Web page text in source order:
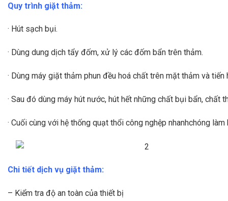
Quy trình giặt thảm:
· Hút sạch bụi.
· Dùng dung dịch tẩy đốm, xử lý các đốm bẩn trên thảm.
· Dùng máy giặt thảm phun đều hoá chất trên mặt thảm và tiến
· Sau đó dùng máy hút nước, hút hết những chất bụi bẩn, chất
· Cuối cùng với hệ thống quạt thổi công nghệp nhanhchóng làm
Chi tiết dịch vụ giặt thảm:
– Kiểm tra độ an toàn của thiết bị